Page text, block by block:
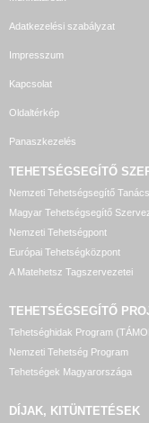
Adatkezelési szabályzat
Impresszum
Kapcsolat
Oldaltérkép
Panaszkezelés
TEHETSÉGSEGÍTŐ
Nemzeti Tehetségsegítő Tanács
Magyar Tehetségsegítő
Nemzeti Tehetségpont
Európai Tehetségközpont
A Matehetsz Tagszervezetei
TEHETSÉGSEGÍTŐ
Tehetséghidak Program
Nemzeti Tehetség Program
Tehetségek Magyarországa
DÍJAK, KITÜNTETÉSEK